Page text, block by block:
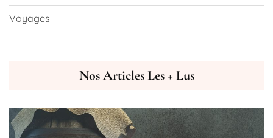
Voyages
Nos Articles Les + Lus